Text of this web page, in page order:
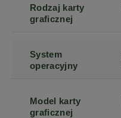
Rodzaj karty
graficznej
System
operacyjny
Model karty
graficznej